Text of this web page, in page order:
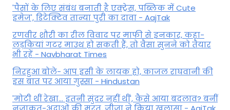
'पैसों के लिए संबंध बनाती है एक्ट्रेस, पब्लिक में Cute
इमेज', डिटेक्टिव तान्या पुरी का दावा - AajTak
रणवीर शौरी का रील विवाद पर माफी से इनकार, कहा-
लड़कियां गटर माउथ हो सकती हैं, तो वैसा सुनने को तैयार
भी रहें - Navbharat Times
निरहुआ बोले- आप इसी के लायक हो, काजल राघवानी की
इस बात पर आया गुस्सा - Hindustan
'मोटी थीं रेखा... इतनी सुंदर नहीं थीं', कैसे आया बदलाव? बनीं